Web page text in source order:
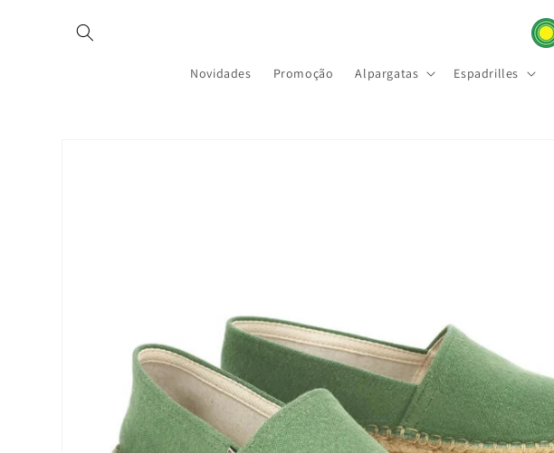
conteúdo
Novidades Promoção Alpargatas Espadrilles